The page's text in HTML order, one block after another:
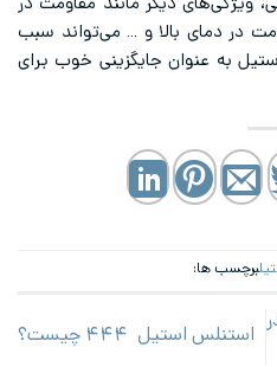
در دمای بالا و … می‌تواند سبب
به عنوان جایگزینی خوب برای
برچسب ها:
استنلس استیل ۴۴۴ چیست؟